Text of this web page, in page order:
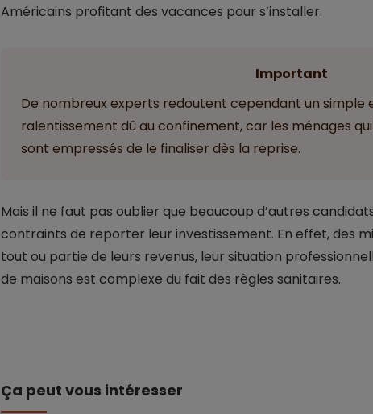
Américains profitant des vacances pour s’installer.
Important
De nombreux experts redoutent cependant un
ralentissement dû au confinement, car les ménages
sont empressés de le finaliser dès la reprise.
Mais il ne faut pas oublier que beaucoup d’autres
contraints de reporter leur investissement. En effet, des
tout ou partie de leurs revenus, leur situation
de maisons est complexe du fait des règles sanitaires.
Ça peut vous intéresser